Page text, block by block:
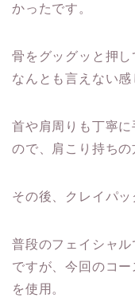
かったです。
骨をグッグッと押
なんとも言えない感
首や肩周りも丁寧
ので、肩こり持ちの
その後、クレイパッ
普段のフェイシャ
ですが、今回のコ
を使用。